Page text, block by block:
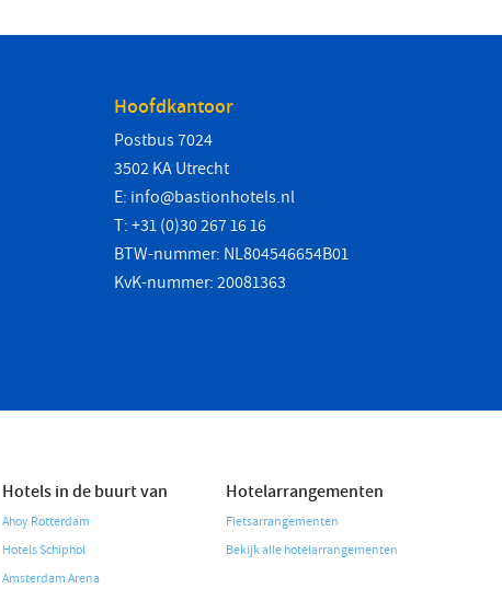
Hoofdkantoor
Postbus 7024
3502 KA Utrecht
E: info@bastionhotels.nl
T: +31 (0)30 267 16 16
BTW-nummer: NL804546654B01
KvK-nummer: 20081363
Hotels in de buurt van
Ahoy Rotterdam
Hotels Schiphol
Amsterdam Arena
Hotelarrangementen
Fietsarrangementen
Bekijk alle hotelarrangementen